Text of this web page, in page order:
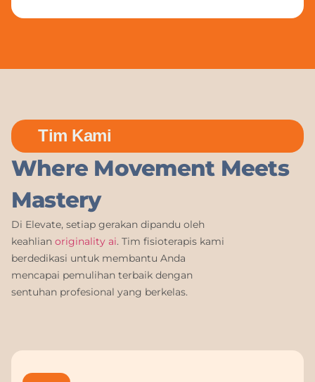
Tim Kami
Where Movement Meets
Mastery
Di Elevate, setiap gerakan dipandu oleh
keahlian originality ai. Tim fisioterapis kami
berdedikasi untuk membantu Anda
mencapai pemulihan terbaik dengan
sentuhan profesional yang berkelas.